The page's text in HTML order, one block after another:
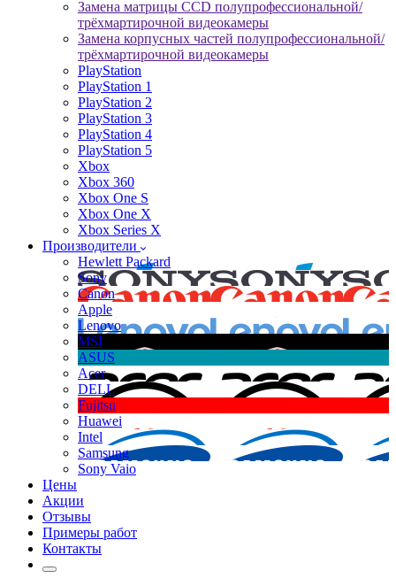
Замена матрицы CCD полупрофессиональной/
трёхмартирочной видеокамеры
Замена корпусных частей полупрофессиональной/
трёхмартирочной видеокамеры
PlayStation
PlayStation 1
PlayStation 2
PlayStation 3
PlayStation 4
PlayStation 5
Xbox
Xbox 360
Xbox One S
Xbox One X
Xbox Series X
Производители
Hewlett Packard
Sony
Canon
Apple
Lenovo
MSI
ASUS
Acer
DELL
Fujitsu
Huawei
Intel
Samsung
Sony Vaio
Цены
Акции
Отзывы
Примеры работ
Контакты